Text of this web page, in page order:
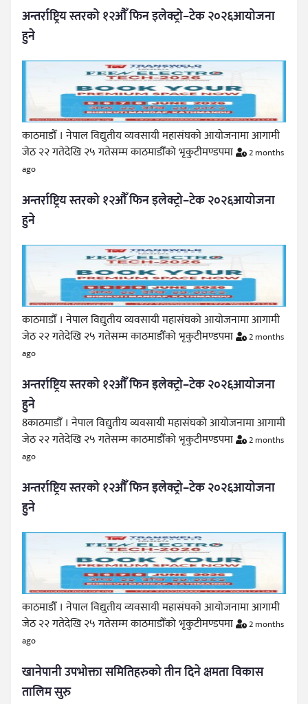
अन्तर्राष्ट्रिय स्तरको १२औँ फिन इलेक्ट्रो–टेक २०२६आयोजना
हुने
काठमाडौँ । नेपाल विद्युतीय व्यवसायी महासंघको आयोजनामा आगामी
जेठ २२ गतेदेखि २५ गतेसम्म काठमाडौँको भृकुटीमण्डपमा
2 months
ago
अन्तर्राष्ट्रिय स्तरको १२औँ फिन इलेक्ट्रो–टेक २०२६आयोजना
हुने
काठमाडौँ । नेपाल विद्युतीय व्यवसायी महासंघको आयोजनामा आगामी
जेठ २२ गतेदेखि २५ गतेसम्म काठमाडौँको भृकुटीमण्डपमा
2 months
ago
अन्तर्राष्ट्रिय स्तरको १२औँ फिन इलेक्ट्रो–टेक २०२६आयोजना
हुने
8काठमाडौँ । नेपाल विद्युतीय व्यवसायी महासंघको आयोजनामा आगामी
जेठ २२ गतेदेखि २५ गतेसम्म काठमाडौँको भृकुटीमण्डपमा
2 months
ago
अन्तर्राष्ट्रिय स्तरको १२औँ फिन इलेक्ट्रो–टेक २०२६आयोजना
हुने
काठमाडौँ । नेपाल विद्युतीय व्यवसायी महासंघको आयोजनामा आगामी
जेठ २२ गतेदेखि २५ गतेसम्म काठमाडौँको भृकुटीमण्डपमा
2 months
ago
खानेपानी उपभोक्ता समितिहरुको तीन दिने क्षमता विकास
तालिम सुरु